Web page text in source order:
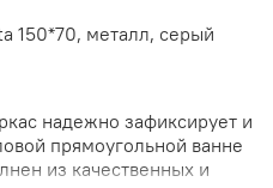
150*70, металл, серый
надежно зафиксирует и
прямоугольной ванне
из качественных и